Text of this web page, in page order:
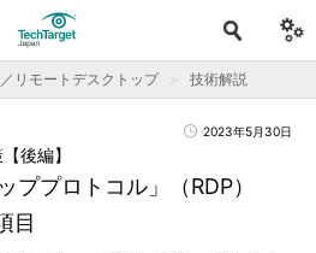
リモートデスクトップ 技術解説
2023年5月30日
ププロトコル」（RDP）
目
後編】